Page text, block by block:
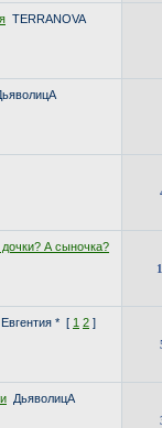
TERRANOVA
А сыночка?
* [ 1 2 ]
ДьяволицА